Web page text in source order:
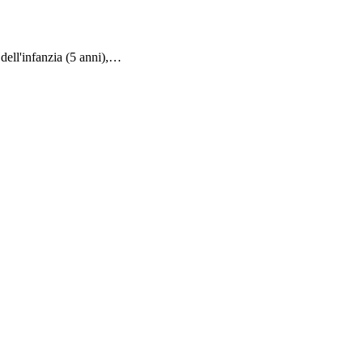
dell'infanzia (5 anni),…